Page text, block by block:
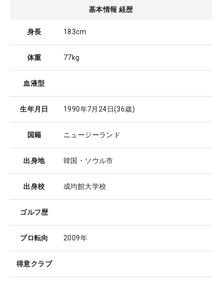
基本情報 経歴
身長 183cm
体重 77kg
血液型
生年月日 1990年7月24日(36歳)
国籍 ニュージーランド
出身地 韓国・ソウル市
出身校 成均館大学校
ゴルフ歴
プロ転向 2009年
得意クラブ